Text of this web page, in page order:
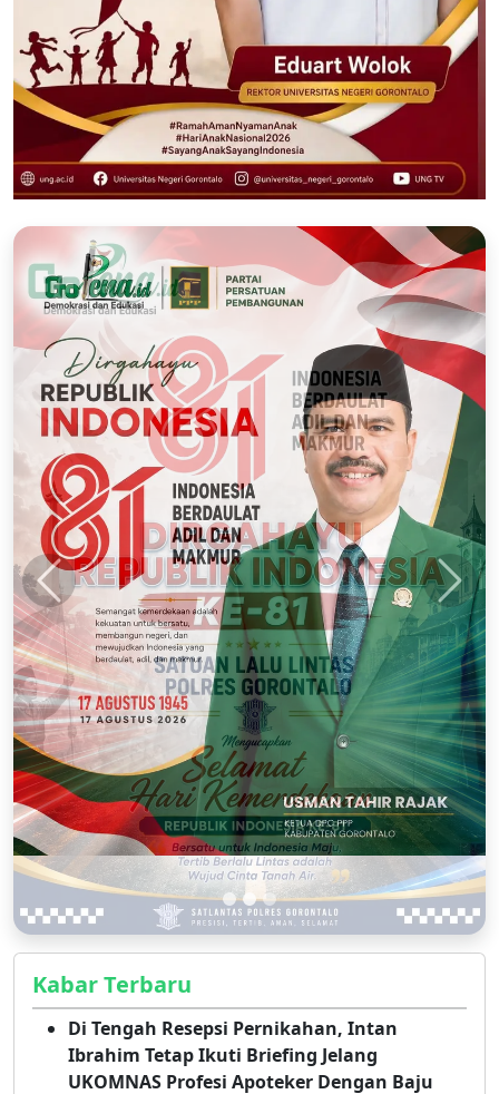
Kabar Terbaru
Di Tengah Resepsi Pernikahan, Intan
Ibrahim Tetap Ikuti Briefing Jelang
UKOMNAS Profesi Apoteker Dengan Baju